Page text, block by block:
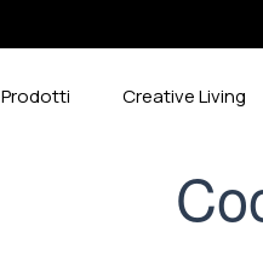
Prodotti Creative Living